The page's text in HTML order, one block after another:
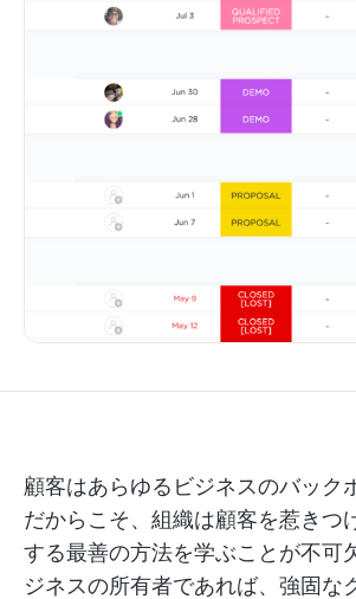
顧客はあらゆるビジネスのバック
だからこそ、組織は顧客を惹きつ
する最善の方法を学ぶことが不可
ジネスの所有者であれば、強固な